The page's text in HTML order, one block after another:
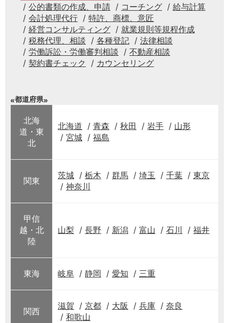
公的書類の作成、申請
コーチング
給与計算
会計処理代行
特許、商標、意匠
経営コンサルティング
就業規則等規程作成
税務代理、相談
各種登記
法律相談
労働訴訟・労働審判相談
不動産相談
契約書チェック
カウンセリング
都道府県
北海
道・東
北
北海道 青森 秋田 岩手
山形
宮城
福島
関東
茨城 栃木 群馬 埼玉 千葉
東京
神奈川
甲信
越・北
陸
山梨 長野 新潟 富山 石川 福井
東海 岐阜 静岡 愛知 三重
関西
滋賀 京都 大阪 兵庫
奈良
和歌山